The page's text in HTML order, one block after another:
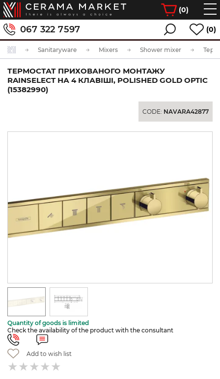
(0)
067 322 7597 (0)
Sanitaryware Mixers Shower mixer
ТЕРМОСТАТ ПРИХОВАНОГО МОНТАЖУ
RAINSELECT НА 4 КЛАВІШІ, POLISHED GOLD OPTIC
(15382990)
CODE: NAVARA42877
Quantity of goods is limited
Check the availability of the product with the consultant
Add to wish list